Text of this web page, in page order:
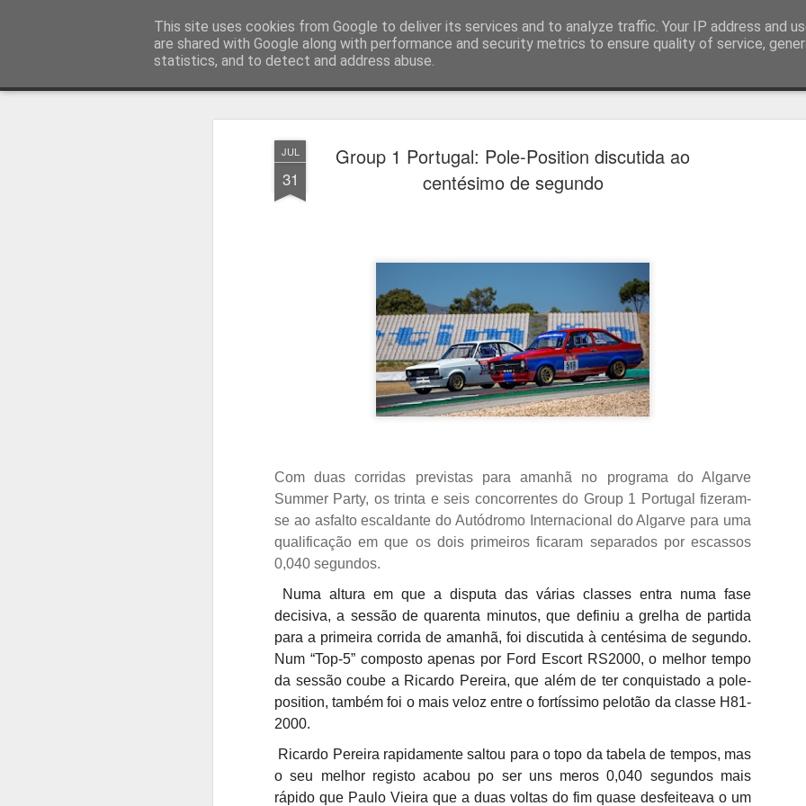
JUL
31
Group 1 Portugal: Pole-Position discutida ao
centésimo de segundo
Com duas corridas previstas para amanhã no programa do Algarve
Summer Party, os trinta e seis concorrentes do Group 1 Portugal fizeram-
se ao asfalto escaldante do Autódromo Internacional do Algarve para uma
qualificação em que os dois primeiros ficaram separados por escassos
0,040 segundos.
Numa altura em que a disputa das várias classes entra numa fase
decisiva, a sessão de quarenta minutos, que definiu a grelha de partida
para a primeira corrida de amanhã, foi discutida à centésima de segundo.
Num “Top-5” composto apenas por Ford Escort RS2000, o melhor tempo
da sessão coube a Ricardo Pereira, que além de ter conquistado a pole-
position, também foi o mais veloz entre o fortíssimo pelotão da classe H81-
2000.
Ricardo Pereira rapidamente saltou para o topo da tabela de tempos, mas
o seu melhor registo acabou po ser uns meros 0,040 segundos mais
rápido que Paulo Vieira que a duas voltas do fim quase desfeiteava o um
This site uses cookies from Google to deliver its services and to analyze traffic. Your IP address and
are shared with Google along with performance and security metrics to ensure quality of service,
statistics, and to detect and address abuse.
Press Magazine
7
arranque do campeonato
Estoril e Famalicão fizeram o jogo de arranque do campeonato
português, a jogar em casa o Estoril empatou com o Famalicão
1) com golos de Koutsias e Begraoui.
O Estoril a jogar em casa, entrou mais forte não sendo capaz de
concretizar as oportunidades criadas. Por sua vez, o Famalicão
não desperdiçou e acabou por sair para intervalo a vencer por 1-0,
O Estoril já na segunda parte estava determinado a dar a volta ao
resultado, acabou por empatar a partida aos 72 minutos por
intermédio de Begraoui.
As duas equipas ainda tentaram a vitória, mantendo-se a